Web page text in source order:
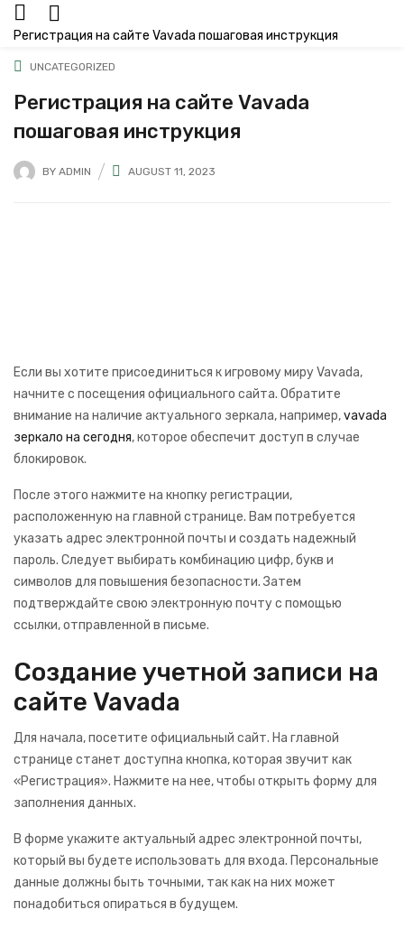
Регистрация на сайте Vavada пошаговая инструкция
UNCATEGORIZED
Регистрация на сайте Vavada
пошаговая инструкция
BY ADMIN AUGUST 11, 2023
Если вы хотите присоединиться к игровому миру Vavada,
начните с посещения официального сайта. Обратите
внимание на наличие актуального зеркала, например,vavada
зеркало на сегодня, которое обеспечит доступ в случае
блокировок.
После этого нажмите на кнопку регистрации,
расположенную на главной странице. Вам потребуется
указать адрес электронной почты и создать надежный
пароль. Следует выбирать комбинацию цифр, букв и
символов для повышения безопасности. Затем
подтверждайте свою электронную почту с помощью
ссылки, отправленной в письме.
Создание учетной записи на
сайте Vavada
Для начала, посетите официальный сайт. На главной
странице станет доступна кнопка, которая звучит как
«Регистрация». Нажмите на нее, чтобы открыть форму для
заполнения данных.
В форме укажите актуальный адрес электронной почты,
который вы будете использовать для входа. Персональные
данные должны быть точными, так как на них может
понадобиться опираться в будущем.